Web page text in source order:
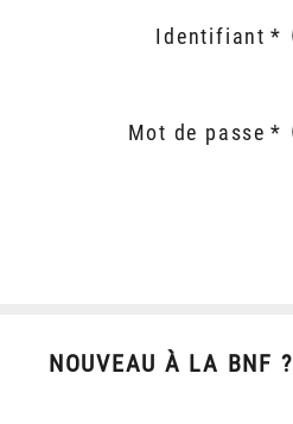
Identifiant
Mot de passe
NOUVEAU À LA BNF ?